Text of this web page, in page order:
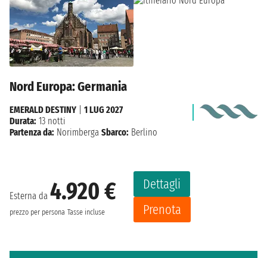
Nord Europa: Germania
Esterna da 4.920 €
prezzo per persona Tasse incluse
Dettagli
Prenota
EMERALD DESTINY
1 LUG 2027
Durata: 13 notti
Partenza da: Norimberga Sbarco: Berlino